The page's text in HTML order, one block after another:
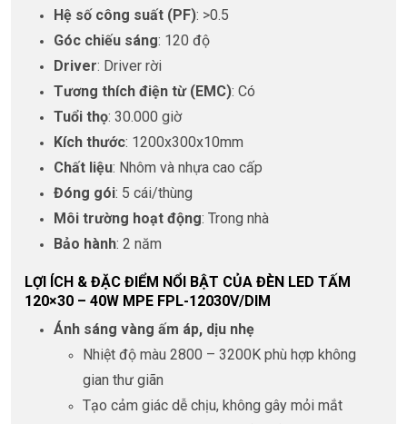
Hệ số công suất (PF): >0.5
Góc chiếu sáng: 120 độ
Driver: Driver rời
Tương thích điện từ (EMC): Có
Tuổi thọ: 30.000 giờ
Kích thước: 1200x300x10mm
Chất liệu: Nhôm và nhựa cao cấp
Đóng gói: 5 cái/thùng
Môi trường hoạt động: Trong nhà
Bảo hành: 2 năm
LỢI ÍCH & ĐẶC ĐIỂM NỔI BẬT CỦA ĐÈN LED TẤM
120×30 – 40W MPE FPL-12030V/DIM
Ánh sáng vàng ấm áp, dịu nhẹ
Nhiệt độ màu 2800 – 3200K phù hợp không
gian thư giãn
Tạo cảm giác dễ chịu, không gây mỏi mắt